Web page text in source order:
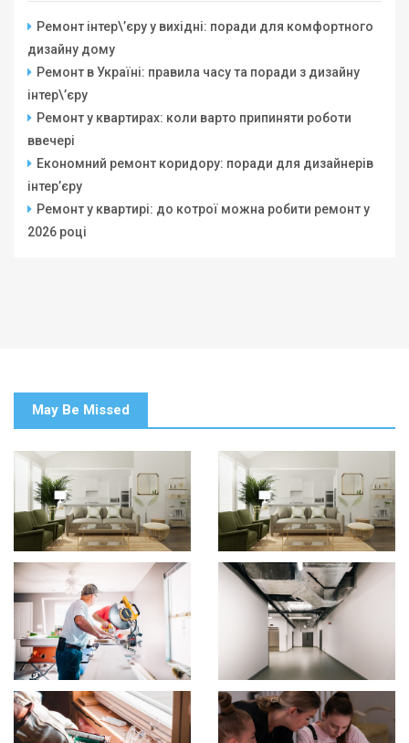
Ремонт інтер\’єру у вихідні: поради для комфортного
дизайну дому
Ремонт в Україні: правила часу та поради з дизайну
інтер\’єру
Ремонт у квартирах: коли варто припиняти роботи
ввечері
Економний ремонт коридору: поради для дизайнерів
інтер’єру
Ремонт у квартирі: до котрої можна робити ремонт у
2026 році
May Be Missed